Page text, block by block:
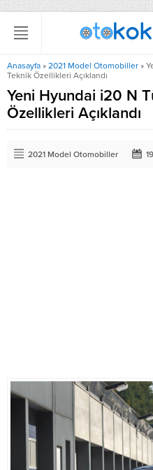
Anasayfa » 2021 Model Otomobiller »
Teknik Özellikleri Açıklandı
Yeni Hyundai i20 N
Özellikleri Açıklandı
2021 Model Otomobiller